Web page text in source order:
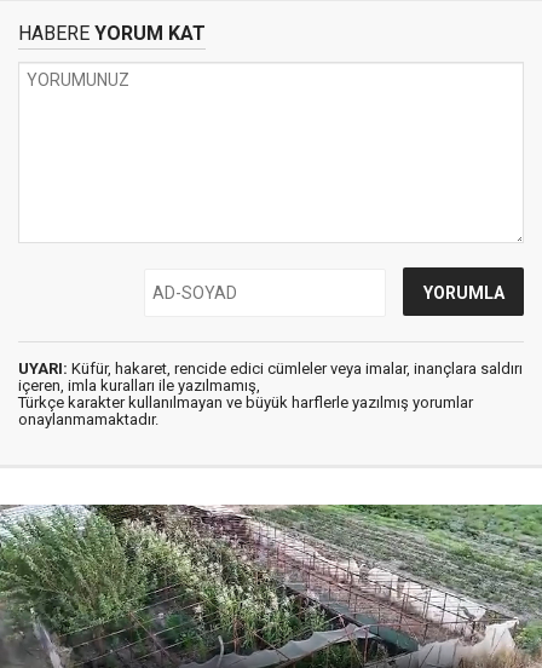
HABERE YORUM KAT
UYARI: Küfür, hakaret, rencide edici cümleler veya imalar, inançlara saldırı
içeren, imla kuralları ile yazılmamış,
Türkçe karakter kullanılmayan ve büyük harflerle yazılmış yorumlar
onaylanmamaktadır.